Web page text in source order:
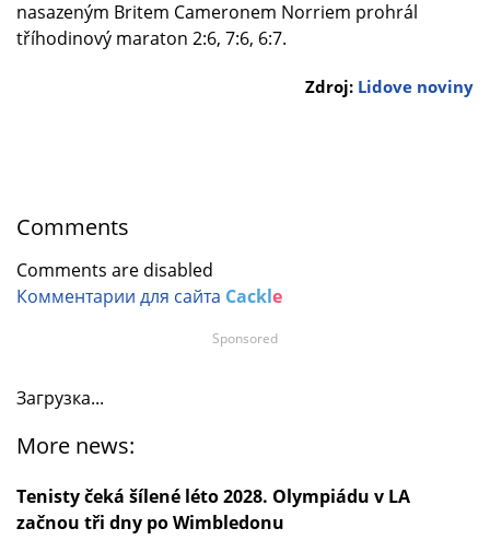
nasazeným Britem Cameronem Norriem prohrál
tříhodinový maraton 2:6, 7:6, 6:7.
Zdroj: Lidove noviny
Comments
Comments are disabled
Комментарии для сайта Cackle
Загрузка...
More news:
Tenisty čeká šílené léto 2028. Olympiádu v LA
začnou tři dny po Wimbledonu
Sponsored